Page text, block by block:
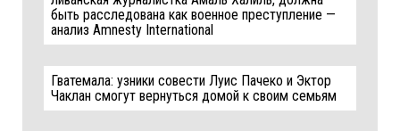
быть расследована как военное преступление —
анализ Amnesty International
Гватемала: узники совести Луис Пачеко и Эктор
Чаклан смогут вернуться домой к своим семьям